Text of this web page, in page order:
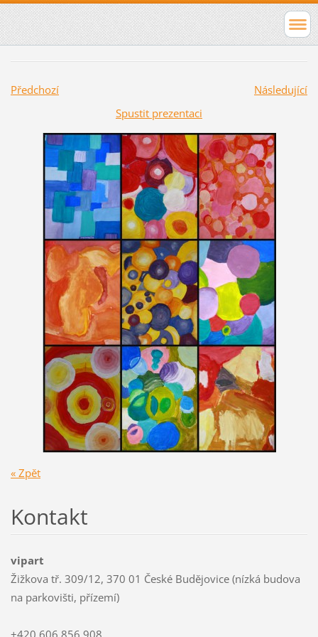
Předchozí
Následující
Spustit prezentaci
« Zpět
Kontakt
vipart
Žižkova tř. 309/12, 370 01 České Budějovice (nízká budova
na parkovišti, přízemí)
+420 606 856 908